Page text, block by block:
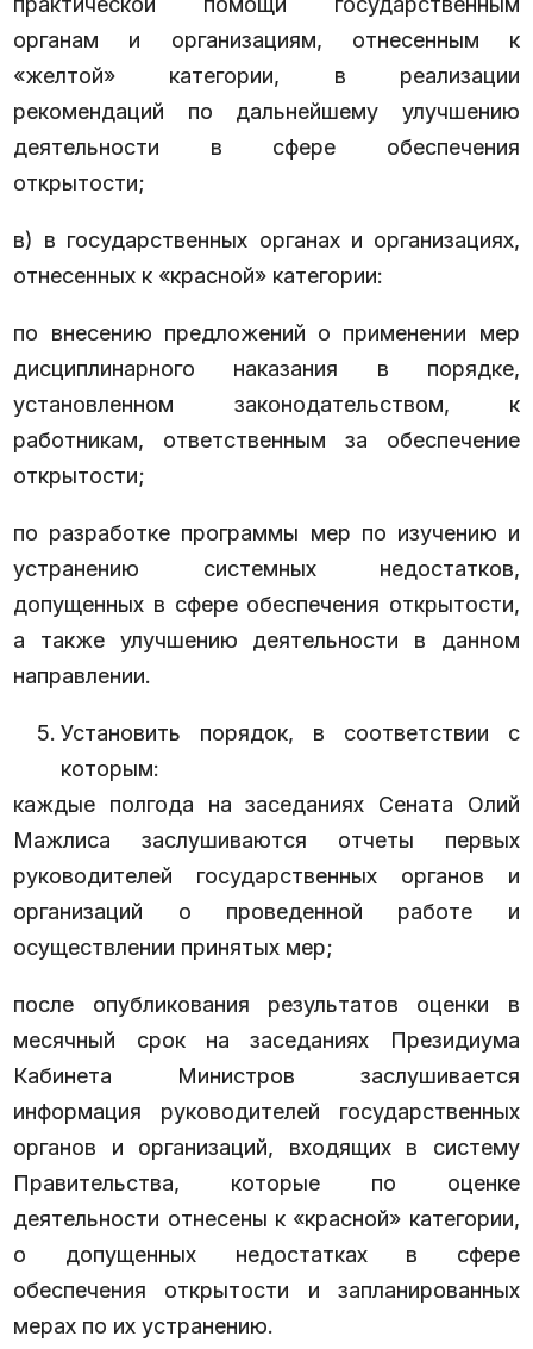
органам и организациям, отнесенным к
«желтой» категории, в реализации
рекомендаций по дальнейшему улучшению
деятельности в сфере обеспечения
открытости;
в) в государственных органах и организациях,
отнесенных к «красной» категории:
по внесению предложений о применении мер
дисциплинарного наказания в порядке,
установленном законодательством, к
работникам, ответственным за обеспечение
открытости;
по разработке программы мер по изучению и
устранению системных недостатков,
допущенных в сфере обеспечения открытости,
а также улучшению деятельности в данном
направлении.
Установить порядок, в соответствии с
которым:
каждые полгода на заседаниях Сената Олий
Мажлиса заслушиваются отчеты первых
руководителей государственных органов и
организаций о проведенной работе и
осуществлении принятых мер;
после опубликования результатов оценки в
месячный срок на заседаниях Президиума
Кабинета Министров заслушивается
информация руководителей государственных
органов и организаций, входящих в систему
Правительства, которые по оценке
деятельности отнесены к «красной» категории,
о допущенных недостатках в сфере
обеспечения открытости и запланированных
мерах по их устранению.